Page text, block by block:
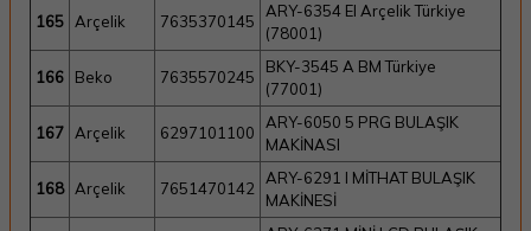
165 Arçelik 7635370145
ARY-6354 EI Arçelik Türkiye
(78001)
166 Beko 7635570245
BKY-3545 A BM Türkiye
(77001)
167 Arçelik 6297101100
ARY-6050 5 PRG BULAŞIK
MAKİNASI
168 Arçelik 7651470142
ARY-6291 I MİTHAT BULAŞIK
MAKİNESİ